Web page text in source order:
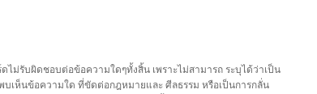
ม่รับผิดชอบต่อข้อความใดๆทั้งสิ้น เพราะไม่สามารถ ระบุได้ว่าเป็น
เห็นข้อความใด ที่ขัดต่อกฎหมายและ ศีลธรรม หรือเป็นการกลั่น